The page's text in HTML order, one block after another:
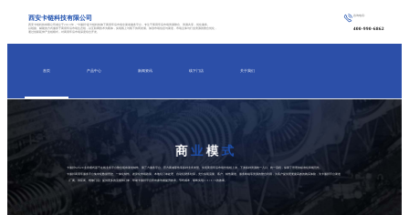
西安卡链科技有限公司
西安卡链科技有限公司成立于2019年，“卡服邦”是卡链科技旗下商用车后市场全渠道服务平台，专注于商用车后市场资源整合、资源共享，优化服务。
以链接、赋能的方式服务于商用车后市场生态链，以互联网技术为载体，实现线上与线下协同发展。加强市场信息与渠道，市场主体与行业资源的整合优化，
通过创新延伸产业链模式，对商用车后市场深度综合开发。
咨询电话:
400-990-6862
首页 产品中心 新闻资讯 线下门店 关于我们
商业模式
卡服邦S2b2C业务模式基于在线业务平台整合现有渠道销售、第三方服务平台、官方商城零售等多种业务类型。实现商用车后市场价值链上游、下游多种资源统一入口、统一流程，保障了管理的标准化和规范性。
卡服邦商用车服务平台集中化数据管控、一体化销售、差异化市场政策、本地化订单处理、自动化财务结算，充分实现流量、客户、销售渠道、服务终端等资源的整合利用，为客户提供更便捷高效的购买体验，为卡服邦平台渠道
（厂商、供应商、维修门店）提供更多的流量和订单，帮助卡服邦平台所有参与者提升效率、节约成本，最终实现1+1+1>3的效果。